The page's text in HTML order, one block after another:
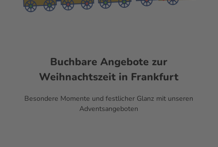
Buchbare Angebote zur
Weihnachtszeit in Frankfurt
Besondere Momente und festlicher Glanz mit unseren
Adventsangeboten